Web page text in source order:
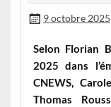
9 octobre 2025
Selon Florian
2025 dans
CNEWS,
Thomas